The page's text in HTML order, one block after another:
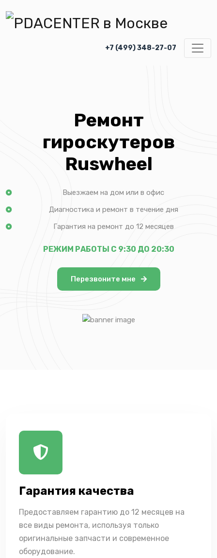
+7 (499) 348-27-07
Ремонт
гироскутеров
Ruswheel
Выезжаем на дом или в офис
Диагностика и ремонт в течение дня
Гарантия на ремонт до 12 месяцев
РЕЖИМ РАБОТЫ С 9:30 ДО 20:30
Перезвоните мне
Гарантия качества
Предоставляем гарантию до 12 месяцев на
все виды ремонта, используя только
оригинальные запчасти и современное
оборудование.